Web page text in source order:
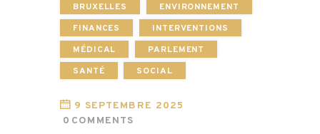
BRUXELLES
ENVIRONNEMENT
FINANCES
INTERVENTIONS
MÉDICAL
PARLEMENT
SANTÉ
SOCIAL
9 SEPTEMBRE 2025
0 COMMENTS